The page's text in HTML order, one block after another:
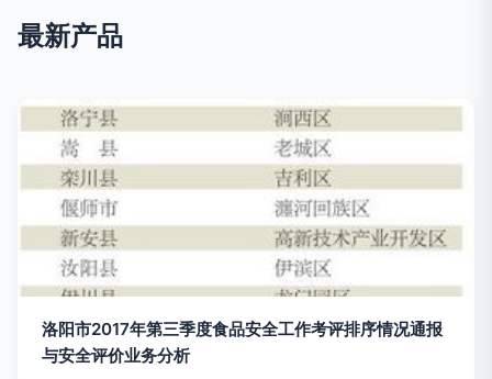
最新产品
洛阳市2017年第三季度食品安全工作考评排序情况通报
与安全评价业务分析